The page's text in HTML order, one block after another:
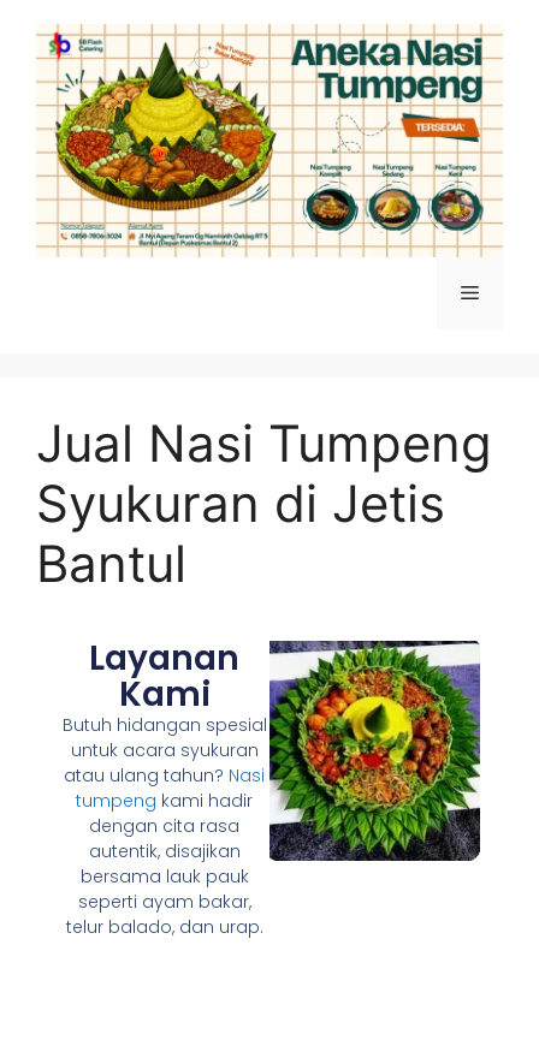
Jual Nasi Tumpeng
Syukuran di Jetis
Bantul
Layanan
Kami
Butuh hidangan spesial
untuk acara syukuran
atau ulang tahun? Nasi
tumpeng kami hadir
dengan cita rasa
autentik, disajikan
bersama lauk pauk
seperti ayam bakar,
telur balado, dan urap.